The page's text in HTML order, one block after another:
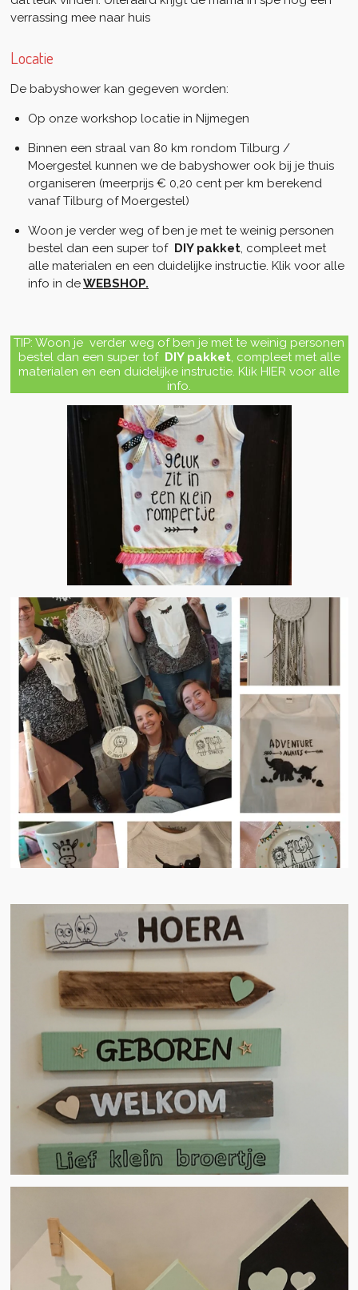
verrassing mee naar huis
Locatie
De babyshower kan gegeven worden:
Op onze workshop locatie in Nijmegen
Binnen een straal van 80 km rondom Tilburg /
Moergestel kunnen we de babyshower ook bij je thuis
organiseren (meerprijs € 0,20 cent per km berekend
vanaf Tilburg of Moergestel)
Woon je verder weg of ben je met te weinig personen
bestel dan een super tof DIY pakket, compleetmet
alle materialen en een duidelijke instructie. Klik voor alle
info in deWEBSHOP.
TIP: Woon je verder weg of ben je met te weinig personen
bestel dan een super tof DIY pakket, compleetmet alle
materialen en een duidelijke instructie. Klik HIER voor alle
info.